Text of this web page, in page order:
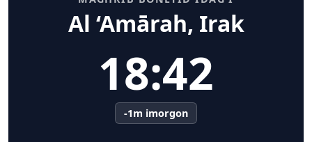
Al ‘Amārah, Irak
18:42
-1m imorgon